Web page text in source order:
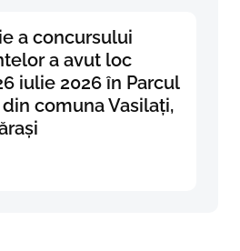
a concursului
a avut loc
iulie 2026 în Parcul
comuna Vasilați,